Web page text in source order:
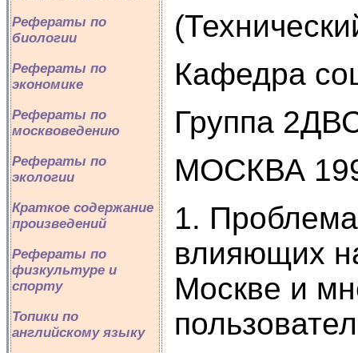
Рефераты по
биологии
Рефераты по
экономике
Рефераты по
москвоведению
Рефераты по
экологии
Краткое содержание
произведений
Рефераты по
физкультуре и
спорту
Топики по
английскому языку
Кафедра
Группа
МОСКВА
1.
влияющих
Москве и